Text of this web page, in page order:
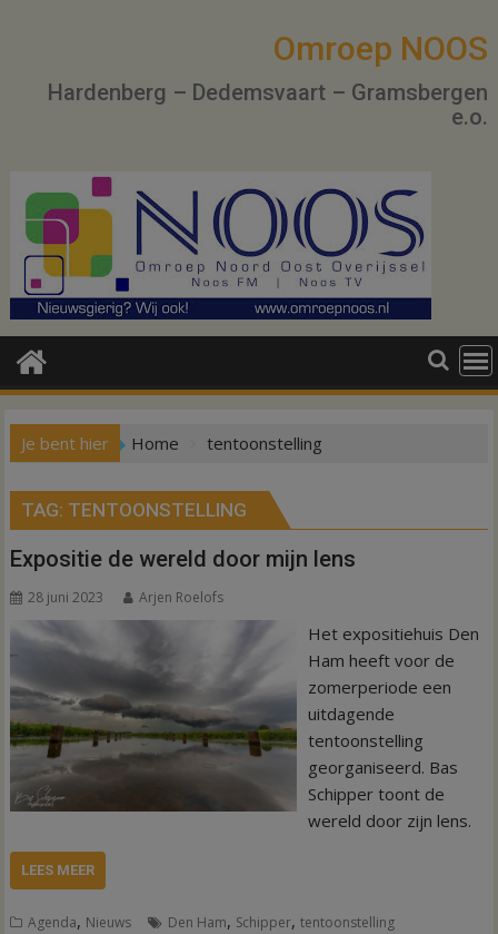
Omroep NOOS
Hardenberg – Dedemsvaart – Gramsbergen
e.o.
Je bent hier Home tentoonstelling
TAG: TENTOONSTELLING
Expositie de wereld door mijn lens
28 juni 2023 Arjen Roelofs
Het expositiehuis Den
Ham heeft voor de
zomerperiode een
uitdagende
tentoonstelling
georganiseerd. Bas
Schipper toont de
wereld door zijn lens.
LEES MEER
Agenda, Nieuws Den Ham, Schipper,tentoonstelling